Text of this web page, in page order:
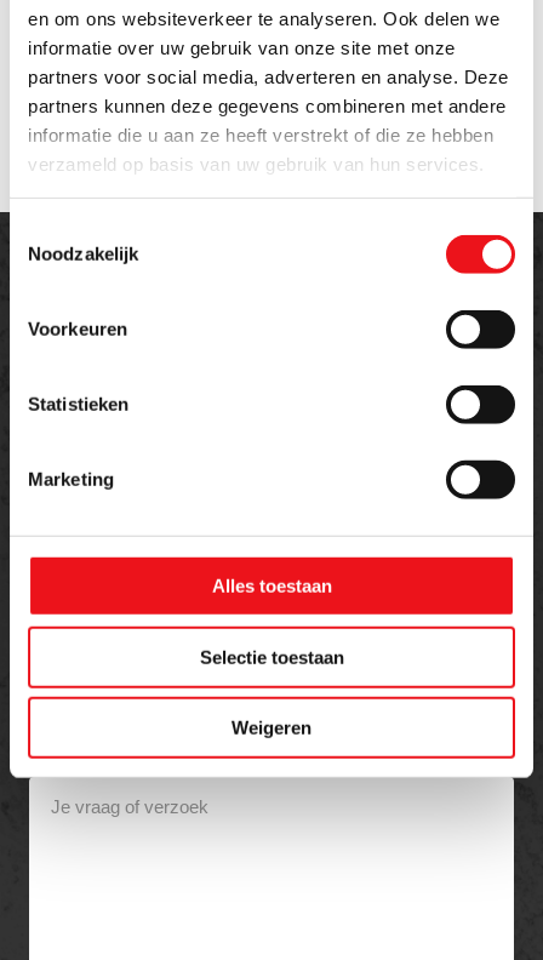
en om ons websiteverkeer te analyseren. Ook delen we
informatie over uw gebruik van onze site met onze
partners voor social media, adverteren en analyse. Deze
partners kunnen deze gegevens combineren met andere
informatie die u aan ze heeft verstrekt of die ze hebben
verzameld op basis van uw gebruik van hun services.
Noodzakelijk
Voorkeuren
Statistieken
Marketing
Alles toestaan
Selectie toestaan
Weigeren
/ Afwerking:
hardheid / slijtvastheid te verhogen
Maximale
draagkracht:
Hardheid van het
oppervlak:
tot ± 850 Vickers (na nitrering)
Meer weten over dit product of een offerte
Bericht